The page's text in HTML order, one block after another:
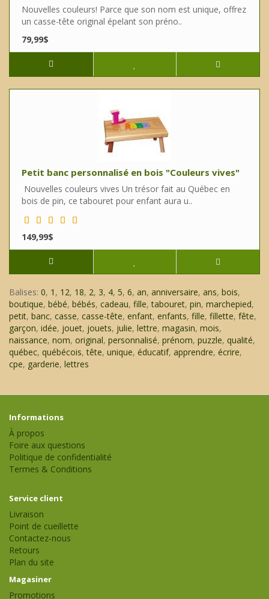
Nouvelles couleurs! Parce que son nom est unique, offrez
un casse-tête original épelant son préno..
79,99$
Petit banc personnalisé en bois "Couleurs vives"
Nouvelles couleurs vives Un trésor fait au Québec en
bois de pin, ce tabouret pour enfant aura u..
149,99$
Balises: 0, 1 , 12, 18, 2, 3, 4, 5, 6, an, anniversaire, ans, bois,
boutique, bébé, bébés, cadeau, fille,tabouret, pin, marchepied,
petit, banc, casse, casse-tête, enfant, enfants, fille, fillette, fête,
garçon, idée, jouet, jouets, julie, lettre, magasin, mois,
naissance, nom, original, personnalisé, prénom, puzzle, qualité,
québec, québécois,tête, unique, éducatif, apprendre, écrire,
cpe, garderie, lettres
Informations
À propos
Foire aux questions
Politique de confidentialité
Termes & Conditions
Service client
Livraison
Point de cueillette
Contactez-nous
Retours
Plan du site
Magasiner
Promotions